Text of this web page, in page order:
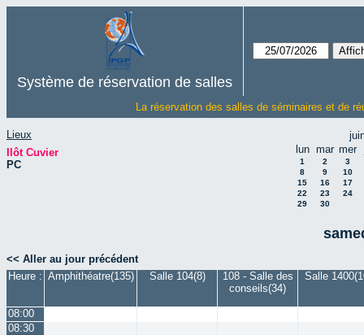
Système de réservation de salles
La réservation des salles de séminaires et de
Lieux
Ilôt Cuvier
PC
lun mar mer
1 2
3
8
9
10
15
16
17
22
23
24
29
30
<< Aller au jour précédent
Heure : Amphithéatre(135) Salle 104(8)
108 - Salle des
conseils(34)
Salle
08:00
08:30